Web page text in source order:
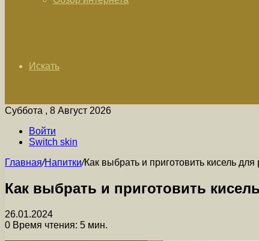
Искать
Суббота , 8 Август 2026
Войти
Switch skin
Главная/Напитки/Как выбрать и приготовить кисель
Как выбрать и приготовить
26.01.2024
0 Время чтения: 5 мин.